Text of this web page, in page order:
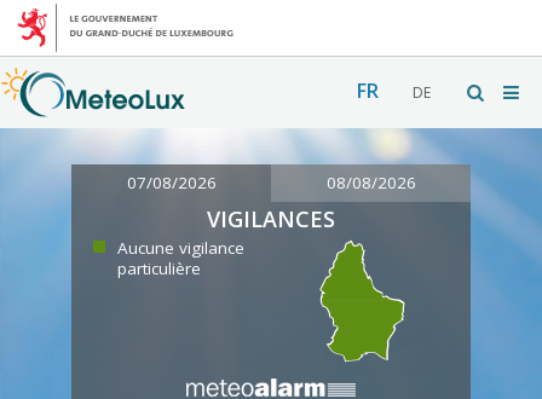
FR DE
07/08/2026 08/08/2026
VIGILANCES
Aucune vigilance
particulière